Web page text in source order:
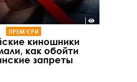
ПРЕМ'ЄРИ
киношники
как обойти
запреты